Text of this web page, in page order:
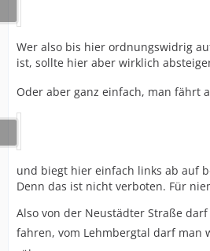
Wer also bis hier ordnungswidrig
ist, sollte hier aber wirklich
Oder aber ganz einfach, man fährt
und biegt hier einfach links ab auf
Denn das ist nicht verboten. Für
Also von der Neustädter Straße
fahren, vom Lehmbergtal darf man